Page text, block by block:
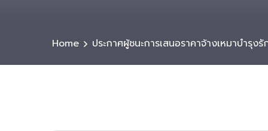
Home ประกาศผู้ชนะการเสนอราคาจ้างเหมาบำรุ